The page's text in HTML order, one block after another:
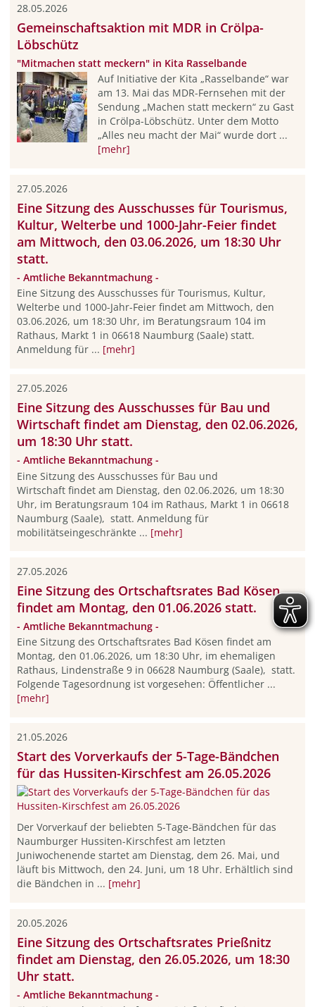
28.05.2026
Gemeinschaftsaktion mit MDR in Crölpa-
Löbschütz
"Mitmachen statt meckern" in Kita Rasselbande
Auf Initiative der Kita „Rasselbande“ war
am 13. Mai das MDR-Fernsehen mit der
Sendung „Machen statt meckern“ zu Gast
in Crölpa-Löbschütz. Unter dem Motto
„Alles neu macht der Mai“ wurde dort ...
[mehr]
27.05.2026
Eine Sitzung des Ausschusses für Tourismus,
Kultur, Welterbe und 1000-Jahr-Feier findet
am Mittwoch, den 03.06.2026, um 18:30 Uhr
statt.
- Amtliche Bekanntmachung -
Eine Sitzung des Ausschusses für Tourismus, Kultur,
Welterbe und 1000-Jahr-Feier findet am Mittwoch, den
03.06.2026, um 18:30 Uhr, im Beratungsraum 104 im
Rathaus, Markt 1 in 06618 Naumburg (Saale) statt.
Anmeldung für ... [mehr]
27.05.2026
Eine Sitzung des Ausschusses für Bau und
Wirtschaft findet am Dienstag, den 02.06.2026,
um 18:30 Uhr statt.
- Amtliche Bekanntmachung -
Eine Sitzung des Ausschusses für Bau und
Wirtschaft findet am Dienstag, den 02.06.2026, um 18:30
Uhr, im Beratungsraum 104 im Rathaus, Markt 1 in 06618
Naumburg (Saale), statt. Anmeldung für
mobilitätseingeschränkte ... [mehr]
27.05.2026
Eine Sitzung des Ortschaftsrates Bad Kösen
findet am Montag, den 01.06.2026 statt.
- Amtliche Bekanntmachung -
Eine Sitzung des Ortschaftsrates Bad Kösen findet am
Montag, den 01.06.2026, um 18:30 Uhr, im ehemaligen
Rathaus, Lindenstraße 9 in 06628 Naumburg (Saale), statt.
Folgende Tagesordnung ist vorgesehen: Öffentlicher ...
[mehr]
21.05.2026
Start des Vorverkaufs der 5-Tage-Bändchen
für das Hussiten-Kirschfest am 26.05.2026
Der Vorverkauf der beliebten 5-Tage-Bändchen für das
Naumburger Hussiten-Kirschfest am letzten
Juniwochenende startet am Dienstag, dem 26. Mai, und
läuft bis Mittwoch, den 24. Juni, um 18 Uhr. Erhältlich sind
die Bändchen in ... [mehr]
20.05.2026
Eine Sitzung des Ortschaftsrates Prießnitz
findet am Dienstag, den 26.05.2026, um 18:30
Uhr statt.
- Amtliche Bekanntmachung -